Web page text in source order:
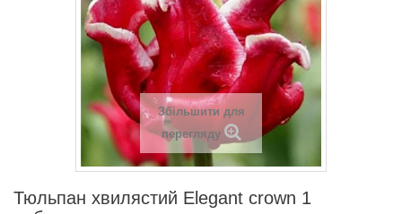
Збільшити для
перегляду
Тюльпан хвилястий Elegant crown 1